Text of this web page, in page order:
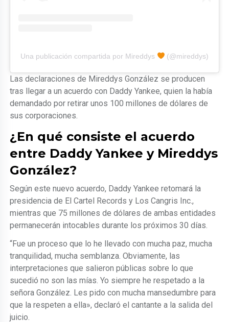
Una publicación compartida por Mireddys (@mireddys)
Las declaraciones de Mireddys González se producen
tras llegar a un acuerdo con Daddy Yankee, quien la había
demandado por retirar unos 100 millones de dólares de
sus corporaciones.
¿En qué consiste el acuerdo
entre Daddy Yankee y Mireddys
González?
Según este nuevo acuerdo, Daddy Yankee retomará la
presidencia de El Cartel Records y Los Cangris Inc.,
mientras que 75 millones de dólares de ambas entidades
permanecerán intocables durante los próximos 30 días.
“Fue un proceso que lo he llevado con mucha paz, mucha
tranquilidad, mucha semblanza. Obviamente, las
interpretaciones que salieron públicas sobre lo que
sucedió no son las mías. Yo siempre he respetado a la
señora González. Les pido con mucha mansedumbre para
que la respeten a ella», declaró el cantante a la salida del
juicio.